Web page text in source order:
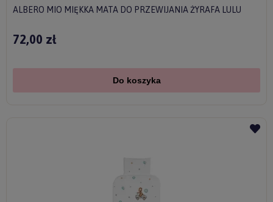
ALBERO MIO MIĘKKA MATA DO PRZEWIJANIA ŻYRAFA LULU
72,00 zł
Do koszyka